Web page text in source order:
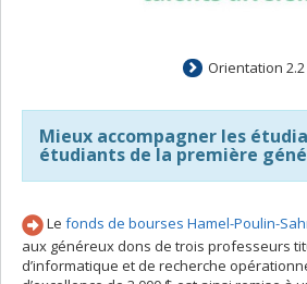
Orientation 2.2
Mieux accompagner les
étudiants de la première
Le fonds de bourses Hamel-Poulin-
aux généreux dons de trois professeurs
d’informatique et de recherche